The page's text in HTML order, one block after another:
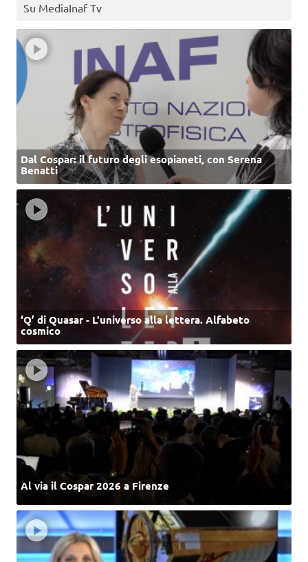
Su MediaInaf Tv
Dal Cospar: il futuro degli esopianeti, con Serena
Benatti
‘Q’ di Quasar - L'universo alla lettera. Alfabeto
cosmico
Al via il Cospar 2026 a Firenze